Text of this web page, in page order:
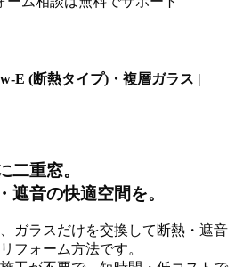
E (断熱タイプ)・複層ガラス |
二重窓。
遮音の快適空間を。
ガラスだけを交換して断熱・遮音
フォーム方法です。